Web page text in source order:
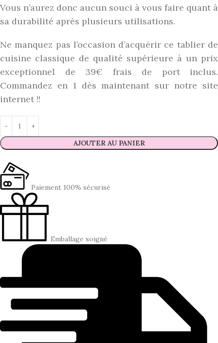
Vous n’aurez donc aucun souci à vous faire quant à
sa durabilité après plusieurs utilisations.
Ne manquez pas l’occasion d’acquérir ce tablier de
cuisine classique de qualité supérieure à un prix
exceptionnel de 39€ frais de port inclus.
Commandez en 1 dès maintenant sur notre site
internet !!
AJOUTER AU PANIER
Paiement 100% sécurisé
Emballage soigné